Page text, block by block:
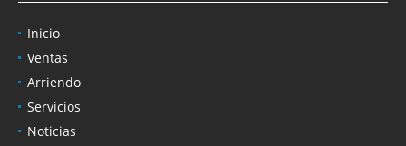
Inicio
Ventas
Arriendo
Servicios
Noticias